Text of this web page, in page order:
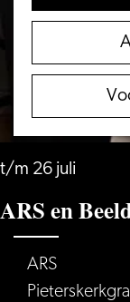
t/m 26 juli
ARS en
ARS